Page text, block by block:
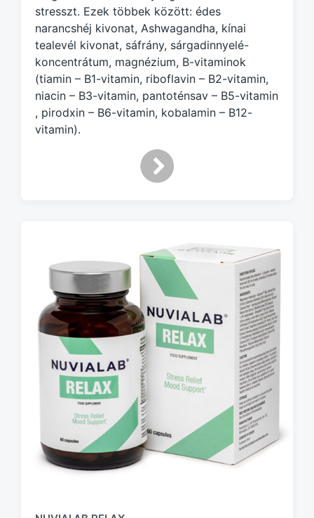
h
stresszt. Ezek többek között: édes
narancshéj kivonat, Ashwagandha, kínai
tealevél kivonat, sáfrány, sárgadinnyelé-
koncentrátum, magnézium, B-vitaminok
(tiamin – B1-vitamin, riboflavin – B2-vitamin,
niacin – B3-vitamin, pantoténsav – B5-vitamin
, pirodxin – B6-vitamin, kobalamin – B12-
vitamin).